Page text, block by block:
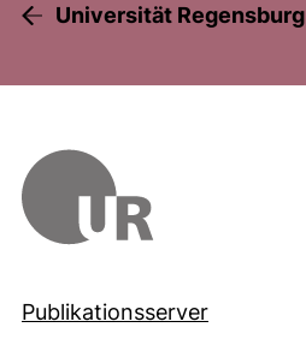
Universität Regensburg
Publikationsserver